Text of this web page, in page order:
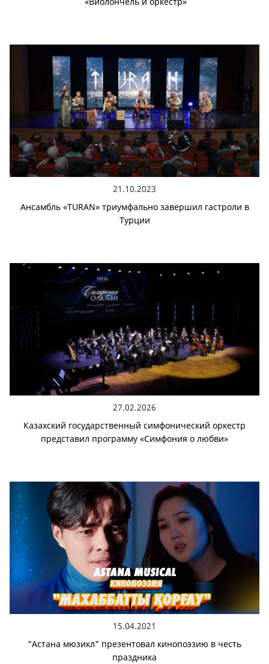
21.10.2023
Ансамбль «TURAN» триумфально завершил гастроли в
Турции
27.02.2026
Казахский государственный симфонический оркестр
представил программу «Симфония о любви»
15.04.2021
"Астана мюзикл" презентовал кинопоэзию в честь
праздника